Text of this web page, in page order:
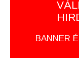
BANNER